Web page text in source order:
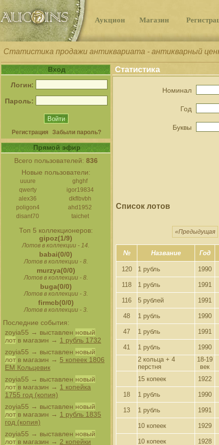
Аукцион Магазин
Статистика продажи антиквариата - антикварный
Вход
Логин:
Пароль:
Регистрация Забыли пароль?
Прямой эфир
Всего пользователей: 836
Новые пользователи:
uuure
ghghf
qwerty
igor19834
alex36
dkflbvbh
poligon4
ahd1952
disant70
taichet
Топ 5 коллекционеров:
gipoz(1/9)
Лотов в коллекции - 14.
babai(0/0)
Лотов в коллекции - 8.
murzya(0/0)
Лотов в коллекции - 8.
buga(0/0)
Лотов в коллекции - 3.
firmcb(0/0)
Лотов в коллекции - 3.
Последние события:
zoyia55 → выставлен новый
лот в магазин → 1 рубль 1732
zoyia55 → выставлен новый
лот в магазин → 5 копеек 1806
ЕМ Кольцевик
zoyia55 → выставлен новый
лот в магазин → 1 копейка
1755 год (копия)
zoyia55 → выставлен новый
лот в магазин → 1 рубль 1835
год (копия)
zoyia55 → выставлен новый
лот в магазин → 2 копейки
Статистика
Номинал
Год
Буквы
Список лотов
«Предыдущая
№ Название Год
120 1 рубль 1990
118 1 рубль 1991
116 5 рублей 1991
48 1 рубль 1990
47 1 рубль 1991
41 1 рубль
1990
2 кольца + 4
перстня
18-19
век
15 копеек
1922
18 1 рубль 1990
13 1 рубль 1991
10 копеек 1929
10 копеек 1928